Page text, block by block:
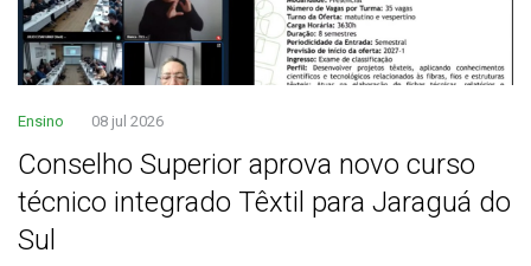
Ensino 08 jul 2026
Conselho Superior aprova novo curso
técnico integrado Têxtil para Jaraguá do
Sul